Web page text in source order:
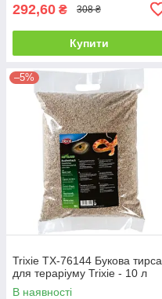
292,60 ₴ 308 ₴
Купити
–5%
Trixie TX-76144 Букова тирса
для тераріуму Trixie - 10 л
В наявності